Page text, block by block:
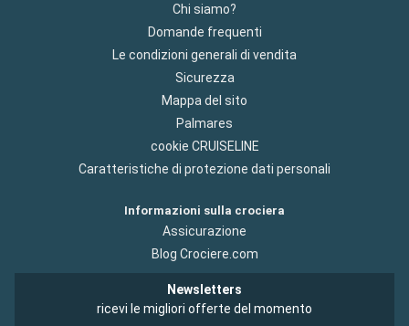
Chi siamo?
Domande frequenti
Le condizioni generali di vendita
Sicurezza
Mappa del sito
Palmares
cookie CRUISELINE
Caratteristiche di protezione dati personali
Informazioni sulla crociera
Assicurazione
Blog Crociere.com
Newsletters
ricevi le migliori offerte del momento